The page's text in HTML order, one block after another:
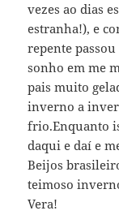
vezes ao dias
estranha!), e
repente
sonho em me
pais muito
inverno a
frio.Enquanto
daqui e daí e
Beijos
teimoso
Vera!